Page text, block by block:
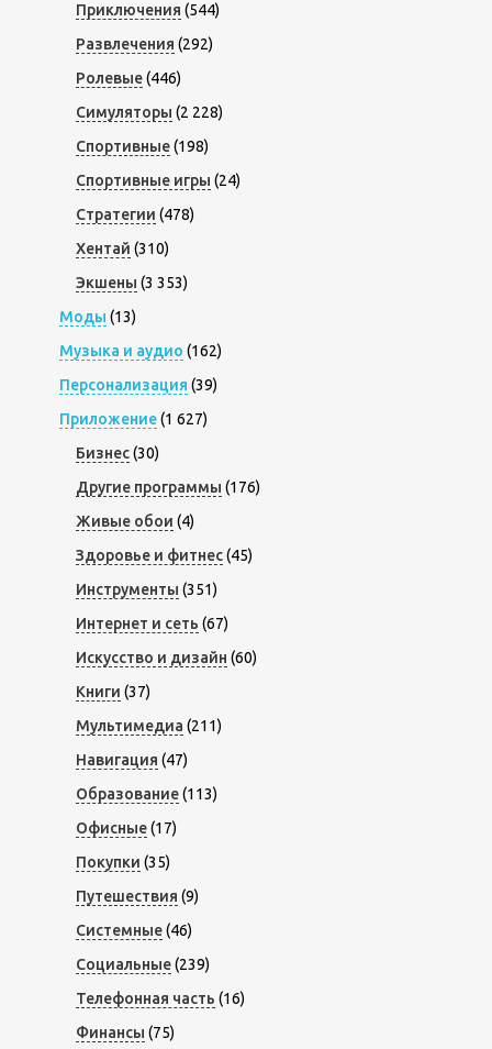
Приключения (544)
Развлечения (292)
Ролевые(446)
Симуляторы (2 228)
Спортивные(198)
Спортивные игры (24)
Стратегии (478)
Хентай (310)
Экшены (3 353)
Моды (13)
Музыка и аудио (162)
Персонализация (39)
Приложение(1 627)
Бизнес(30)
Другие программы (176)
Живые обои (4)
Здоровье и фитнес(45)
Инструменты (351)
Интернет и сеть (67)
Искусство и дизайн (60)
Книги (37)
Мультимедиа (211)
Навигация (47)
Образование(113)
Офисные(17)
Покупки (35)
Путешествия (9)
Системные(46)
Социальные(239)
Телефонная часть (16)
Финансы (75)